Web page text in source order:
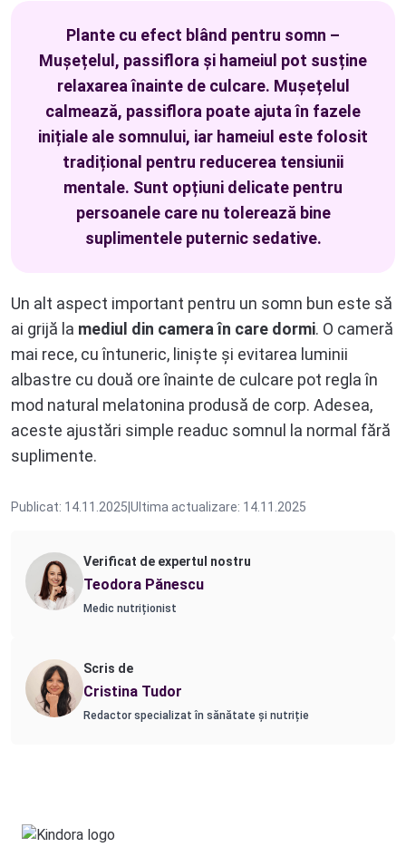
Plante cu efect blând pentru somn –
Mușețelul, passiflora și hameiul pot susține
relaxarea înainte de culcare. Mușețelul
calmează, passiflora poate ajuta în fazele
inițiale ale somnului, iar hameiul este folosit
tradițional pentru reducerea tensiunii
mentale. Sunt opțiuni delicate pentru
persoanele care nu tolerează bine
suplimentele puternic sedative.
Un alt aspect important pentru un somn bun este să
ai grijă la mediul din camera în care dormi. O cameră
mai rece, cu întuneric, liniște și evitarea luminii
albastre cu două ore înainte de culcare pot regla în
mod natural melatonina produsă de corp. Adesea,
aceste ajustări simple readuc somnul la normal fără
suplimente.
Publicat: 14.11.2025 Ultima actualizare: 14.11.2025
Verificat de expertul nostru
Teodora Pănescu
Medic nutriționist
Scris de
Cristina Tudor
Redactor specializat în sănătate și nutriție